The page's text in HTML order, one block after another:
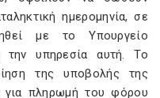
ημερομηνία, σε
με το Υπουργείο
την υπηρεσία αυτή. Το
της υποβολής της
για πληρωμή του φόρου